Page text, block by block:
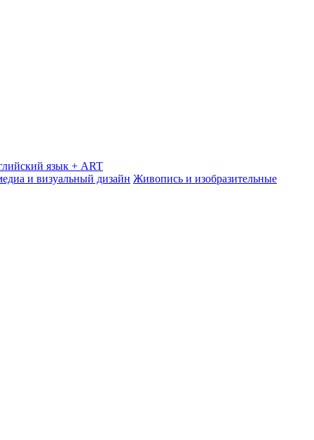
язык + ART
и визуальный дизайн Живопись и изобразительные